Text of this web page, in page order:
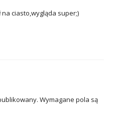
ciasto,wygląda super;)
Wymagane pola są